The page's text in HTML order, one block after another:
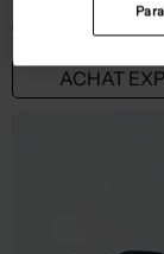
Shorty - Broderie jaune
ACHAT